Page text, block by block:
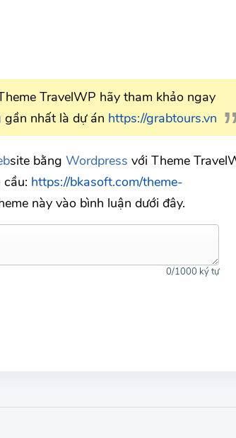
TravelWP hãy tham khảo ngay
nhất là dự án https://grabtours.vn
site bằng Wordpress với Theme
https://bkasoft.com/theme-
này vào bình luận dưới đây.
0/1000 ký tự